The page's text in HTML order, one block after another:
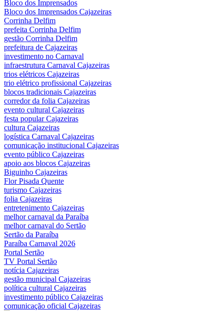
Bloco dos Imprensados
Bloco dos Imprensados Cajazeiras
Corrinha Delfim
prefeita Corrinha Delfim
gestão Corrinha Delfim
prefeitura de Cajazeiras
investimento no Carnaval
infraestrutura Carnaval Cajazeiras
trios elétricos Cajazeiras
trio elétrico profissional Cajazeiras
blocos tradicionais Cajazeiras
corredor da folia Cajazeiras
evento cultural Cajazeiras
festa popular Cajazeiras
cultura Cajazeiras
logística Carnaval Cajazeiras
comunicação institucional Cajazeiras
evento público Cajazeiras
apoio aos blocos Cajazeiras
Biguinho Cajazeiras
Flor Pisada Quente
turismo Cajazeiras
folia Cajazeiras
entretenimento Cajazeiras
melhor carnaval da Paraíba
melhor carnaval do Sertão
Sertão da Paraíba
Paraíba Carnaval 2026
Portal Sertão
TV Portal Sertão
notícia Cajazeiras
gestão municipal Cajazeiras
política cultural Cajazeiras
investimento público Cajazeiras
comunicação oficial Cajazeiras